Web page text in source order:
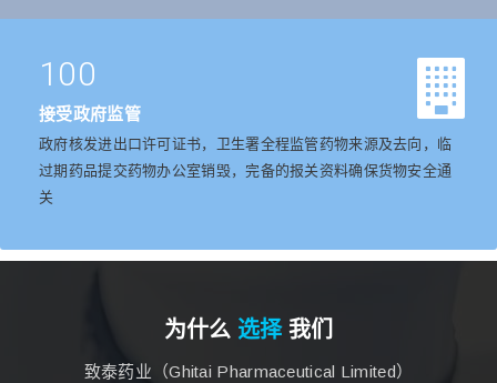
100
接受政府监管
政府核发进出口许可证书，卫生署全程监管药物来源及去向，临
过期药品提交药物办公室销毁，完备的报关资料确保货物安全通
关
为什么 选择我们
致泰药业（Ghitai Pharmaceutical Limited）